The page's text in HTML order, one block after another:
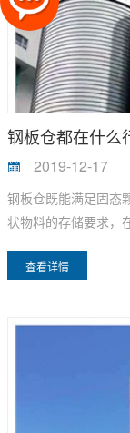
钢板仓都在什么
2019-12-17
钢板仓既能满足固态
状物料的存储要求，
电力、港口等领域
查看详情